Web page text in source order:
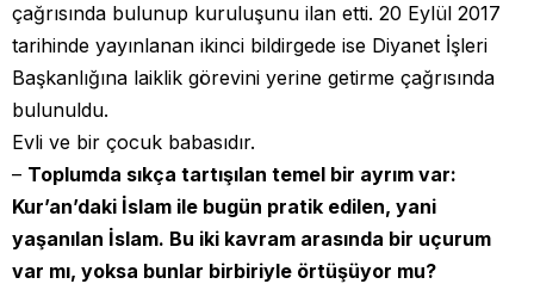
çağrısında bulunup kuruluşunu ilan etti. 20 Eylül 2017
tarihinde yayınlanan ikinci bildirgede ise Diyanet İşleri
Başkanlığına laiklik görevini yerine getirme çağrısında
bulunuldu.
Evli ve bir çocuk babasıdır.
– Toplumda sıkça tartışılan temel bir ayrım var:
Kur’an’daki İslam ile bugün pratik edilen, yani
yaşanılan İslam. Bu iki kavram arasında bir uçurum
var mı, yoksa bunlar birbiriyle örtüşüyor mu?